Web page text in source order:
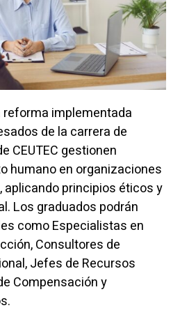
implementada
de la carrera de
CEUTEC gestionen
humano en organizaciones
principios éticos y
Los graduados podrán
como Especialistas en
Consultores de
Jefes de Recursos
Compensación y